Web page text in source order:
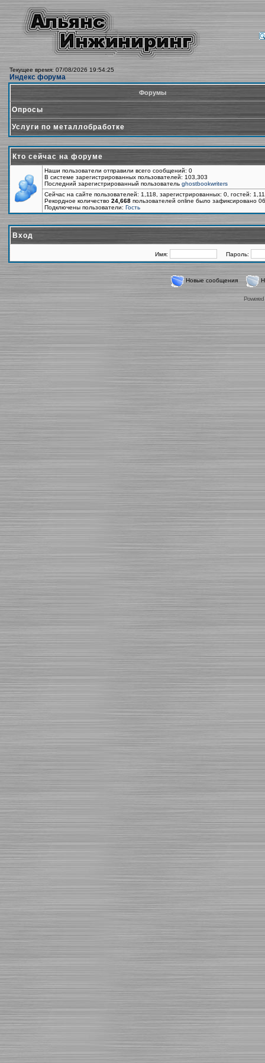
Текущее время: 07/08/2026 19:54:25
Индекс форума
Форумы
Опросы
Услуги по металлобработке
Кто сейчас на форуме
Наши пользователи отправили всего сообщений: 0
В системе зарегистрированных пользователей: 103,303
Последний зарегистрированный пользователь ghostbookwriters
Сейчас на сайте пользователей: 1,118, зарегистрированных: 0, гостей:
Рекордное количество 24,668 пользователей online было зафиксировано
Подключены пользователи: Гость
Вход
Имя: Пароль:
Новые сообщения